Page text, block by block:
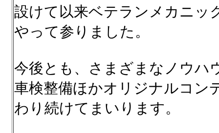
設けて以来ベテランメカニッ
やって参りました。
今後とも、さまざまなノウハ
車検整備ほかオリジナルコン
わり続けてまいります。